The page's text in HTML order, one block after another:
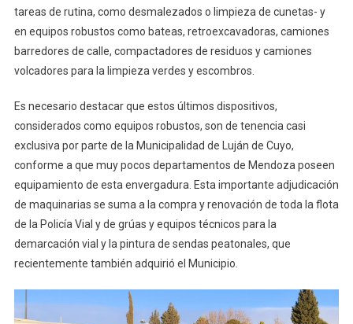
tareas de rutina, como desmalezados o limpieza de cunetas- y
en equipos robustos como bateas, retroexcavadoras, camiones
barredores de calle, compactadores de residuos y camiones
volcadores para la limpieza verdes y escombros.
Es necesario destacar que estos últimos dispositivos,
considerados como equipos robustos, son de tenencia casi
exclusiva por parte de la Municipalidad de Luján de Cuyo,
conforme a que muy pocos departamentos de Mendoza poseen
equipamiento de esta envergadura. Esta importante adjudicación
de maquinarias se suma a la compra y renovación de toda la flota
de la Policía Vial y de grúas y equipos técnicos para la
demarcación vial y la pintura de sendas peatonales, que
recientemente también adquirió el Municipio.